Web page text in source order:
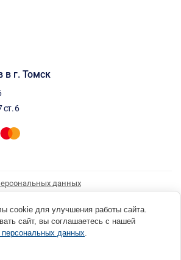
в г. Томск
ст. 6
данных
рассылки
Плюс» Россия, г. Томск, ул. Шевченко, 44 ст. 46, (3822) 52-34-
Д.Н. ИНН 701700002741
cookie для улучшения работы сайта.
сайт, вы соглашаетесь с нашей
персональных данных.